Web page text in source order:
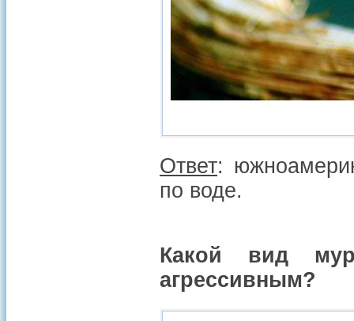
Ответ:
по воде.
Какой вид
агрессивным?